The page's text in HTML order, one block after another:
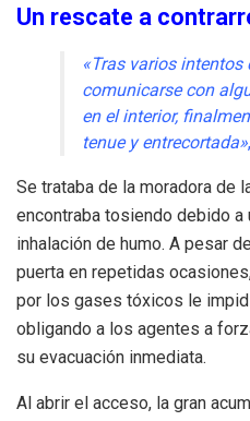
Un rescate a
«Tras varios intentos
comunicarse con
en el interior,
tenue y entrecortada»
Se trataba de la moradora de
encontraba tosiendo debido
inhalación de humo. A pesar
puerta en repetidas
por los gases tóxicos le
obligando a los agentes a
su evacuación inmediata.
Al abrir el acceso, la gran